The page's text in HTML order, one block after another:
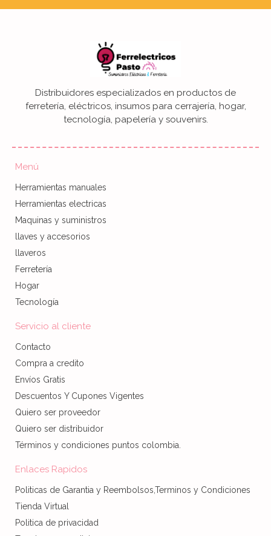
Distribuidores especializados en productos de
ferretería, eléctricos, insumos para cerrajería, hogar,
tecnología, papelería y souvenirs.
Menú
Herramientas manuales
Herramientas electricas
Maquinas y suministros
llaves y accesorios
llaveros
Ferretería
Hogar
Tecnología
Servicio al cliente
Contacto
Compra a credito
Envíos Gratis
Descuentos Y Cupones Vigentes
Quiero ser proveedor
Quiero ser distribuidor
Términos y condiciones puntos colombia.
Enlaces Rapidos
Politicas de Garantia y Reembolsos,Terminos y Condiciones
Tienda Virtual
Politica de privacidad